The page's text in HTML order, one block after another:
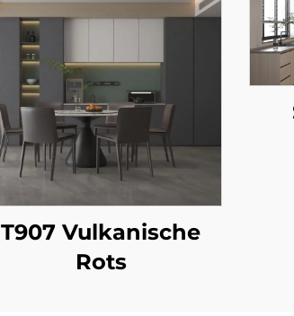
T907 Vulkanische
Rots